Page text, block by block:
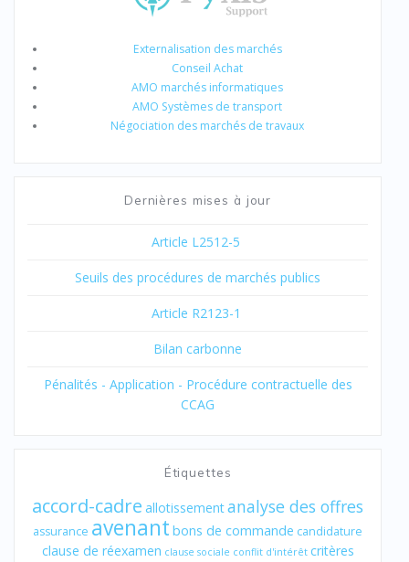
Externalisation des marchés
Conseil Achat
AMO marchés informatiques
AMO Systèmes de transport
Négociation des marchés de travaux
Dernières mises à jour
Article L2512-5
Seuils des procédures de marchés publics
Article R2123-1
Bilan carbonne
Pénalités - Application - Procédure contractuelle des
CCAG
Étiquettes
accord-cadre allotissementanalyse des offres
assurance avenant bons de commande candidature
clause de réexamen clause sociale conflit d'intérêt critères